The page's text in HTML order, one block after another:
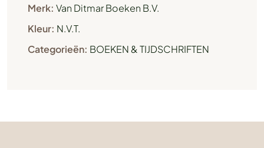
Merk: Van Ditmar Boeken B.V.
Kleur: N.V.T.
Categorieën: BOEKEN & TIJDSCHRIFTEN